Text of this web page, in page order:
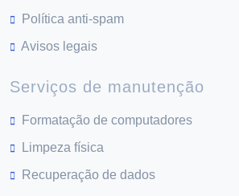
Política anti-spam
Avisos legais
Serviços de manutenção
Formatação de computadores
Limpeza física
Recuperação de dados